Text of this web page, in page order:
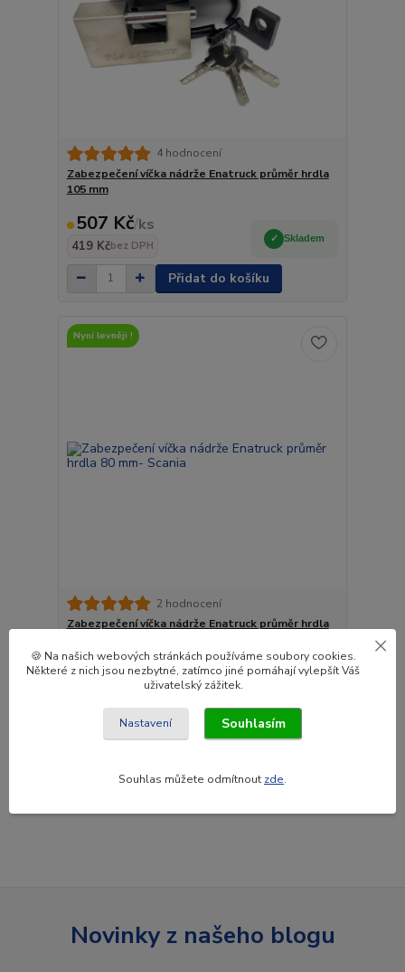
4 hodnocení
Zabezpečení víčka nádrže Enatruck průměr hrdla
105 mm
507 Kč/ks
419 Kčbez DPH
Skladem
Přidat do košíku
Nyní levněji !
2 hodnocení
Zabezpečení víčka nádrže Enatruck průměr hrdla
507 Kč/ks
Přidat do košíku
Novinky z našeho blogu
🍪 Na našich webových stránkách používáme soubory cookies.
Některé z nich jsou nezbytné, zatímco jiné pomáhají vylepšít Váš
uživatelský zážitek.
Nastavení Souhlasím
Souhlas můžete odmítnout zde.